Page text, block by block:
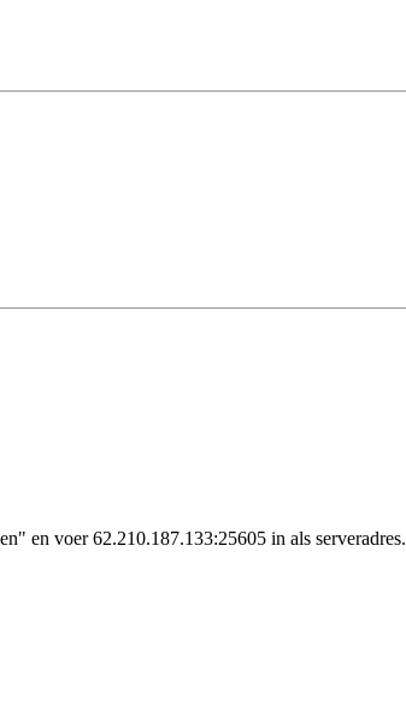
en voer 62.210.187.133:25605 in als serveradres.